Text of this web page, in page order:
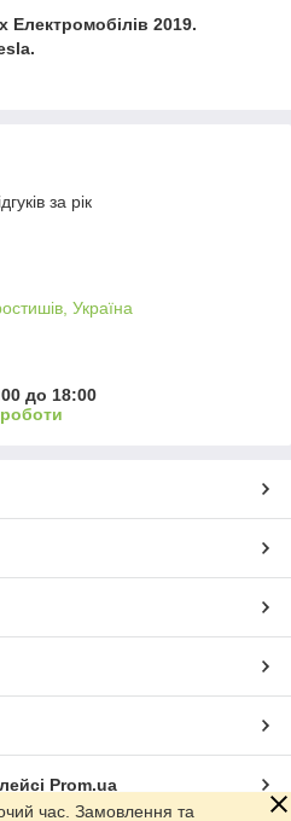
Електромобілів 2019.
за рік
Україна
до 18:00
Prom.ua
час. Замовлення та